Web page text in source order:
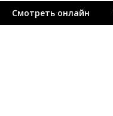
Смотреть онлайн